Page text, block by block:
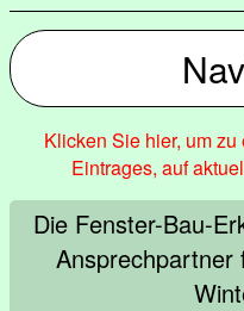
Klicken Sie hier, um
Eintrages, auf
Die Fenster-Bau-
Ansprechpartner